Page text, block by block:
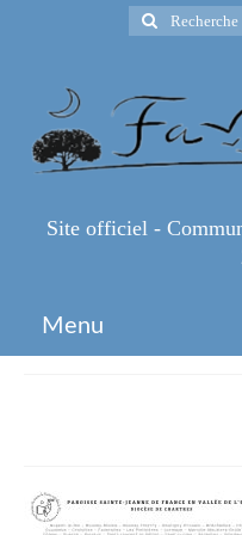
Rechercher
:
Site officiel -
Menu